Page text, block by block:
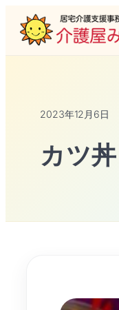
2023年12月6日
カツ丼